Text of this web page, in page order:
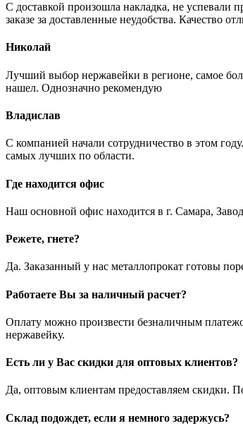
С доставкой произошла накладка, не успевали
заказе за доставленные неудобства. Качество
Николай
Лучший выбор нержавейки в регионе, самое
нашел. Однозначно рекомендую
Владислав
С компанией начали сотрудничество в этом
самых лучших по области.
Где находится офис
Наш основной офис находится в г. Самара,
Режете, гнете?
Да. Заказанный у нас металлопрокат готовы
Работаете Вы за наличный расчет?
Оплату можно произвести безналичным
нержавейку.
Есть ли у Вас скидки для оптовых клиентов?
Да, оптовым клиентам предоставляем скидки.
Склад подождет, если я немного задержусь?